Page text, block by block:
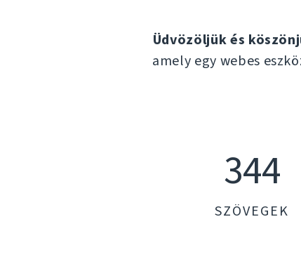
Üdvözöljük és
amely egy webes
344
SZÖVEGEK